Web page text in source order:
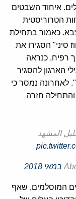
נרצחו 311 מתפללים. איחוד השבטים
הטרוריסטית
כאמור בתחילת
סיני" הסגירו את
רפיח, כנראה
הארגון להסגיר
לאחרונה נמסר כי
חזרה
المشهد
המוסלמים, שאף